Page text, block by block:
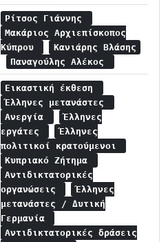
Ρίτσος Γιάννης
Μακάριος Αρχιεπίσκοπος
Κύπρου
Κανιάρης Βλάσης
Παναγούλης Αλέκος
Εικαστική έκθεση
Έλληνες μετανάστες
Ανεργία
Έλληνες
εργάτες
Έλληνες
πολιτικοί κρατούμενοι
Κυπριακό Ζήτημα
Αντιδικτατορικές
οργανώσεις
Έλληνες
μετανάστες / Δυτική
Γερμανία
Αντιδικτατορικές δράσεις